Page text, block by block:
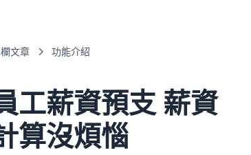
文章 功能介紹
工薪資預支 薪資
算沒煩惱